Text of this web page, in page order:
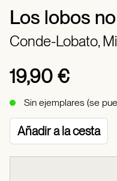
Los lobos
Conde-Lobato,
19,90 €
Sin ejemplares (se
Añadir a la cesta